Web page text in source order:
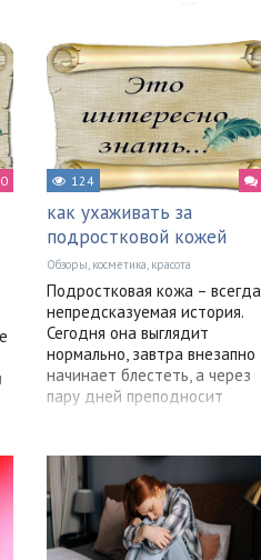
0 124
как ухаживать за
подростковой кожей
Обзоры, косметика, красота
Подростковая кожа – всегда
непредсказуемая история.
Сегодня она выглядит
нормально, завтра внезапно
начинает блестеть, а через
пару дней преподносит